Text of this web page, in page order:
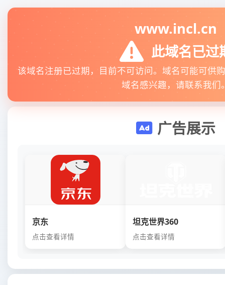
www.incl.cn
此域名已过
该域名注册已过期，目前不可访问。域名可能可供
域名感兴趣，请联系我们
广告展示
京东
点击查看详情
坦克世界360
点击查看详情